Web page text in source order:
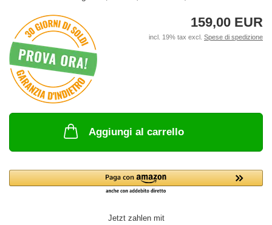
159,00 EUR
incl. 19% tax excl. Spese di spedizione
Aggiungi al carrello
Jetzt zahlen mit